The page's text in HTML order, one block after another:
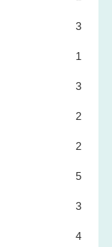
3
1
3
2
2
5
3
4